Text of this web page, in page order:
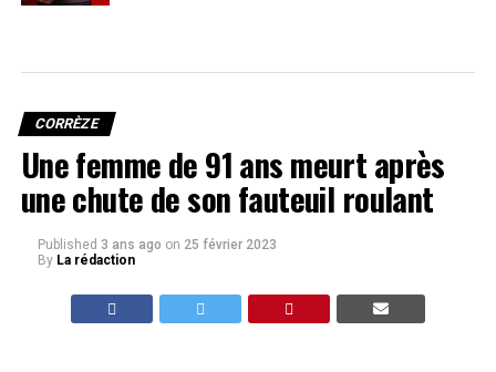
CORRÈZE
Une femme de 91 ans meurt après
une chute de son fauteuil roulant
Published 3 ans ago on 25 février 2023
By La rédaction